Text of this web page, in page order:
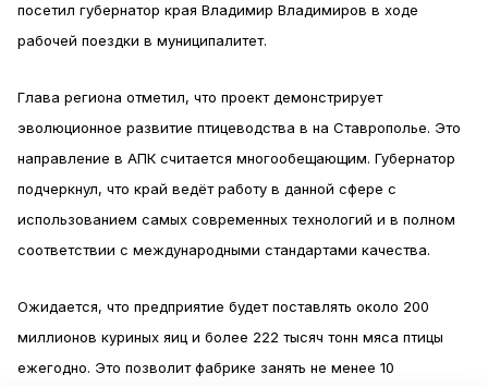
посетил губернатор края Владимир Владимиров в ходе
рабочей поездки в муниципалитет.
Глава региона отметил, что проект демонстрирует
эволюционное развитие птицеводства в на Ставрополье. Это
направление в АПК считается многообещающим. Губернатор
подчеркнул, что край ведёт работу в данной сфере с
использованием самых современных технологий и в полном
соответствии с международными стандартами качества.
Ожидается, что предприятие будет поставлять около 200
миллионов куриных яиц и более 222 тысяч тонн мяса птицы
ежегодно. Это позволит фабрике занять не менее 10